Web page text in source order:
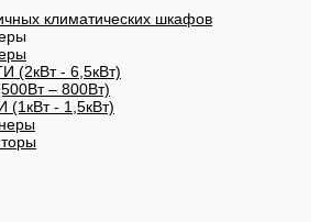
климатических шкафов
- 6,5кВт)
– 800Вт)
- 1,5кВт)